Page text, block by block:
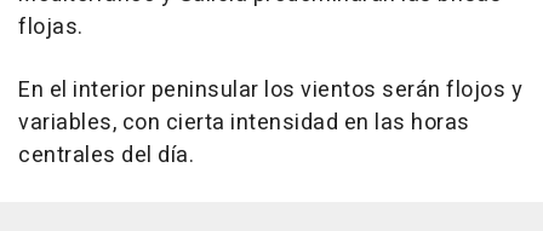
flojas.
En el interior peninsular los vientos serán flojos y
variables, con cierta intensidad en las horas
centrales del día.